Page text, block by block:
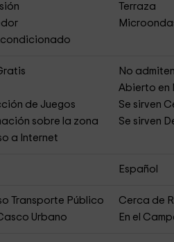
Terraza
No
Abierto en
de Juegos
Se sirven
sobre la zona
Se sirven
a Internet
Español
Transporte Público Cerca de
Urbano
En el